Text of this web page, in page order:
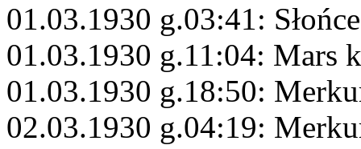
01.03.1930 g.03:41:
01.03.1930 g.11:04: Mars
01.03.1930 g.18:50:
02.03.1930 g.04:19: